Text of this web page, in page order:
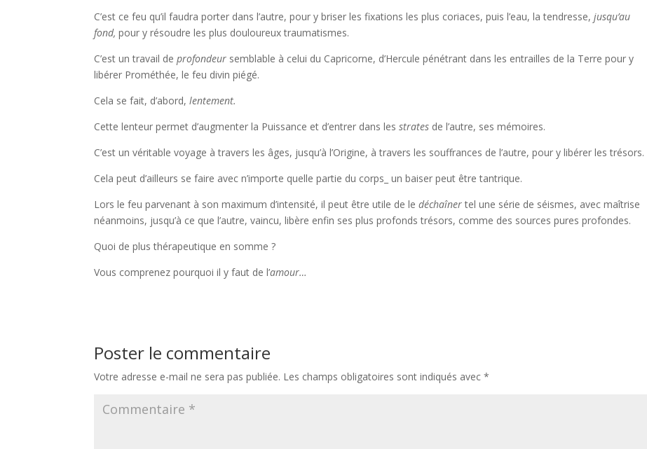
C’est ce feu qu’il faudra porter dans l’autre, pour y briser les fixations les plus coriaces, puis l’eau, la tendresse,jusqu’au
fond,pour y résoudre les plus douloureux traumatismes.
C’est un travail deprofondeur semblable à celui du Capricorne, d’Hercule pénétrant dans les entrailles de la Terre pour y
libérer Prométhée, le feu divin piégé.
Cela se fait, d’abord,lentement.
Cette lenteur permet d’augmenter la Puissance et d’entrer dans lesstrates de l’autre, ses mémoires.
C’est un véritable voyage à travers les âges, jusqu’à l’Origine, à travers les souffrances de l’autre, pour y libérer les trésors.
Cela peut d’ailleurs se faire avec n’importe quelle partie du corps_ un baiser peut être tantrique.
Lors le feu parvenant à son maximum d’intensité, il peut être utile de ledéchaînertel une série de séismes, avec maîtrise
néanmoins, jusqu’à ce que l’autre, vaincu, libère enfin ses plus profonds trésors, comme des sources pures profondes.
Quoi de plus thérapeutique en somme ?
Vous comprenez pourquoi il y faut de l’amour…
Poster le commentaire
Votre adresse e-mail ne sera pas publiée. Les champs obligatoires sont indiqués avec*